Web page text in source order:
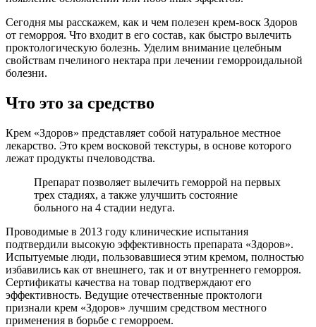
Сегодня мы расскажем, как и чем полезен крем-воск Здоров
от геморроя. Что входит в его состав, как быстро вылечить
проктологическую болезнь. Уделим внимание целебным
свойствам пчелиного нектара при лечении геморроидальной
болезни.
Что это за средство
Крем «Здоров» представляет собой натуральное местное
лекарство. Это крем восковой текстуры, в основе которого
лежат продукты пчеловодства.
Препарат позволяет вылечить геморрой на первых
трех стадиях, а также улучшить состояние
больного на 4 стадии недуга.
Проводимые в 2013 году клинические испытания
подтвердили высокую эффективность препарата «Здоров».
Испытуемые люди, пользовавшиеся этим кремом, полностью
избавились как от внешнего, так и от внутреннего геморроя.
Сертификаты качества на товар подтверждают его
эффективность. Ведущие отечественные проктологи
признали крем «Здоров» лучшим средством местного
применения в борьбе с геморроем.